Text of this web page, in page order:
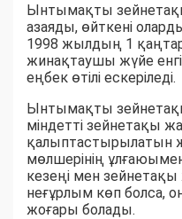
Ынтымақты
азаяды, өйткені
1998 жылдың 1
жинақтаушы жүйе
еңбек өтілі ескеріледі.
Ынтымақты
міндетті зейнетақы
қалыптастырылатын
мөлшерінің
кезеңі мен
неғұрлым көп болса,
жоғары болады.